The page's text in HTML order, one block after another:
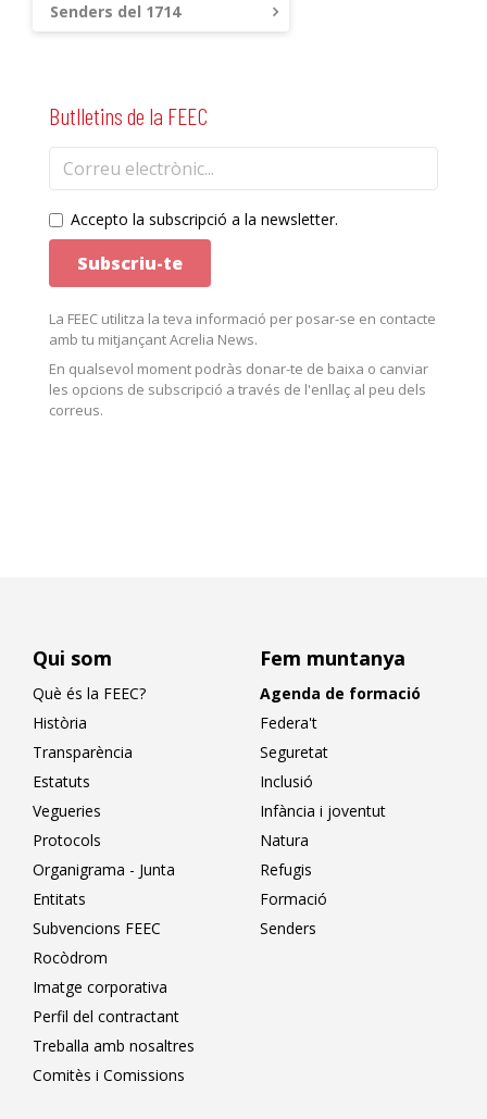
Senders del 1714
Butlletins de la FEEC
Accepto la subscripció a la newsletter.
La FEEC utilitza la teva informació per posar-se en contacte
amb tu mitjançant Acrelia News.
En qualsevol moment podràs donar-te de baixa o canviar
les opcions de subscripció a través de l'enllaç al peu dels
correus.
Qui som
Què és la FEEC?
Història
Transparència
Estatuts
Vegueries
Protocols
Organigrama - Junta
Entitats
Subvencions FEEC
Rocòdrom
Imatge corporativa
Perfil del contractant
Treballa amb nosaltres
Comitès i Comissions
Fem muntanya
Agenda de formació
Federa't
Seguretat
Inclusió
Infància i joventut
Natura
Refugis
Formació
Senders